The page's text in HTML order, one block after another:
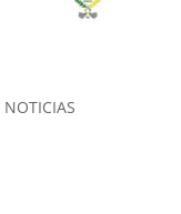
NOTICIAS